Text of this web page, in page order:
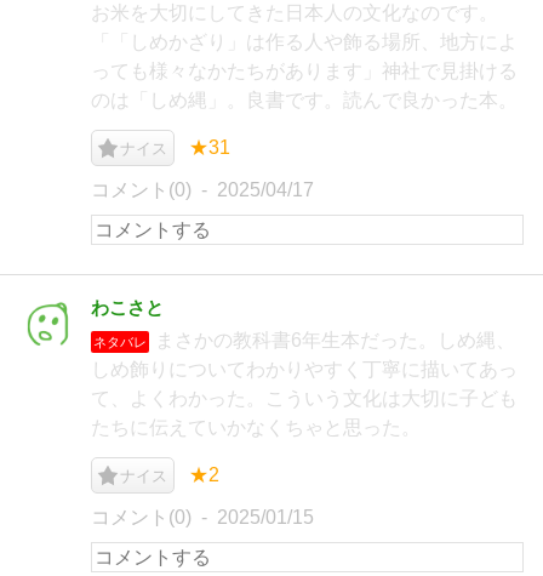
お米を大切にしてきた日本人の文化なのです。
「「しめかざり」は作る人や飾る場所、地方によ
っても様々なかたちがあります」神社で見掛ける
のは「しめ縄」。良書です。読んで良かった本。
ナイス ★31
コメント(0) 2025/04/17
わこさと
ネタバレ
まさかの教科書6年生本だった。しめ縄、
しめ飾りについてわかりやすく丁寧に描いてあっ
て、よくわかった。こういう文化は大切に子ども
たちに伝えていかなくちゃと思った。
ナイス ★2
コメント(0) 2025/01/15